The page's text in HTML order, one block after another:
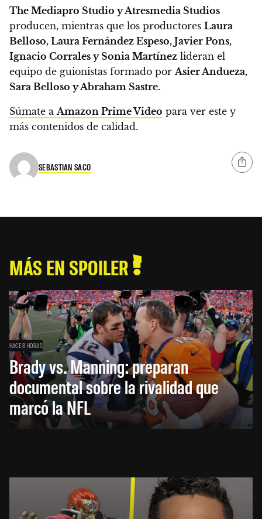
The Mediapro Studio y Atresmedia Studios
producen, mientras que los productores Laura
Belloso, Laura Fernández Espeso, Javier Pons,
Ignacio Corrales y Sonia Martínez lideran el
equipo de guionistas formado porAsier Andueza,
Sara Belloso y Abraham Sastre.
Súmate aAmazon Prime Video para ver este y
más contenidos de calidad.
SEBASTIAN SACO
MÁS EN SPOILER
HACE 8 HORAS
Brady vs. Manning: preparan
documental sobre la rivalidad que
marcó la NFL